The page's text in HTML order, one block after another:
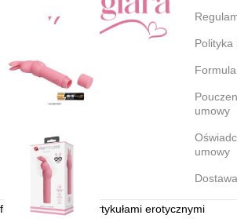
Polityka
umowy
umowy
figlara.pl | Sklep z artykułami erotycznymi